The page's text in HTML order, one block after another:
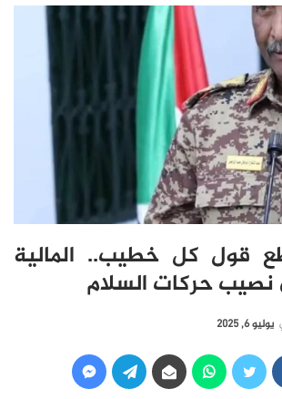
قول كل خطيب.. المالية
نصيب حركات السلام
يوليو 6, 2025